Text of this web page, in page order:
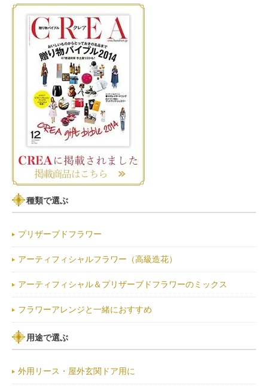
種類で選ぶ
プリザーブドフラワー
アーティフィシャルフラワー（高級造花）
アーティフィシャル＆プリザーブドフラワーのミックス
フラワーアレンジと一緒におすすめ
用途で選ぶ
外用リース・屋外玄関ドア用に